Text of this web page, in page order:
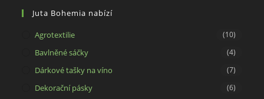
new
Juta Bohemia nabízí
Agrotextilie (10)
Bavlněné sáčky (4)
Dárkové tašky na víno (7)
Dekorační pásky (6)